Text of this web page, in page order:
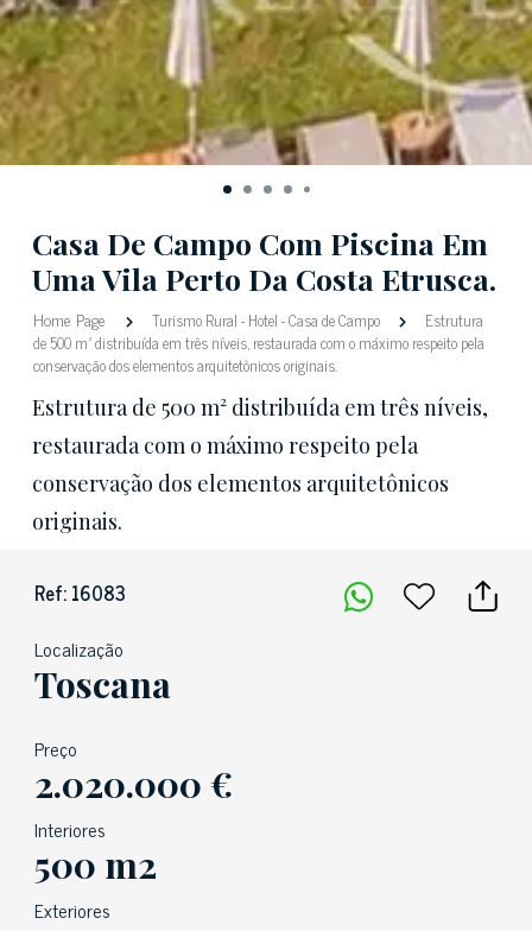
Casa De Campo Com Piscina Em
Uma Vila Perto Da Costa Etrusca.
Home Page Turismo Rural-Hotel-Casa de Campo
Estrutura
de 500 m² distribuída em três níveis, restaurada com o máximo respeito pela
conservação dos elementos arquitetônicos originais.
Estrutura de 500 m² distribuída em três níveis,
restaurada com o máximo respeito pela
conservação dos elementos arquitetônicos
originais.
Ref: 16083
Localização
Toscana
Preço
2.020.000 €
Interiores
500 m2
Exteriores